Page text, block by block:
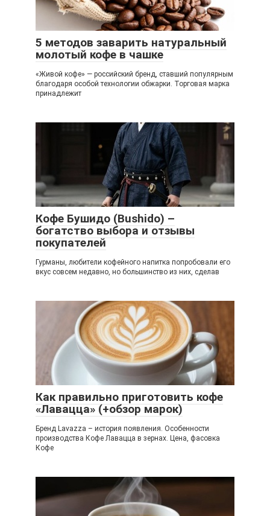
5 методов заварить натуральный
молотый кофе в чашке
«Живой кофе» — российский бренд, ставший популярным
благодаря особой технологии обжарки. Торговая марка
принадлежит
Кофе Бушидо (Bushido) –
богатство выбора и отзывы
покупателей
Гурманы, любители кофейного напитка попробовали его
вкус совсем недавно, но большинство из них, сделав
Как правильно приготовить кофе
«Лавацца» (+обзор марок)
Бренд Lavazza – история появления. Особенности
производства Кофе Лавацца в зернах. Цена, фасовка
Кофе